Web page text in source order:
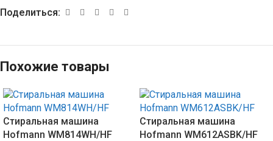
Поделиться:
Похожие товары
Стиральная машина
Hofmann WM814WH/HF
Стиральная машина
Hofmann WM612ASBK/HF